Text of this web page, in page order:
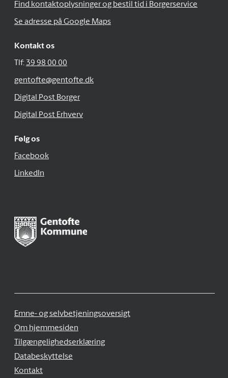
Find kontaktoplysninger og bestil tid i Borgerservice
Se adresse på Google Maps
Kontakt os
Tlf: 39 98 00 00
gentofte@gentofte.dk
Digital Post Borger
Digital Post Erhverv
Følg os
Facebook
LinkedIn
Emne- og selvbetjeningsoversigt
Om hjemmesiden
Tilgængelighedserklæring
Databeskyttelse
Kontakt